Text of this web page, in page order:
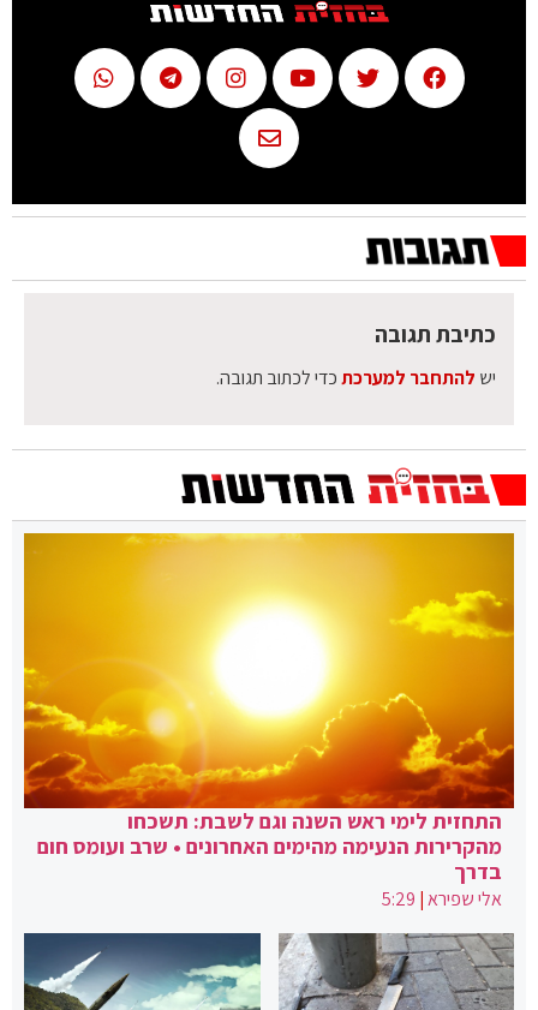
כתיבת תגובה
יש להתחבר למערכתכדי לכתוב תגובה.
התחזית לימי ראש השנה וגם לשבת: תשכחו
מהקרירות הנעימה מהימים האחרונים • שרב ועומס חום
בדרך
אלי שפירא|
5:29